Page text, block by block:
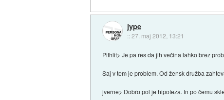
jype
::27. maj 2012, 13:21
Pithlit> Je pa res da jih večina lahko brez
Saj v tem je problem. Od žensk družba
jverne> Dobro pol je hipoteza. In po čemu